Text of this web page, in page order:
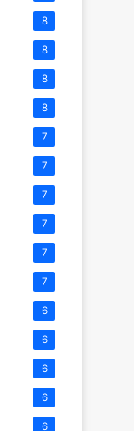
8
8
8
8
7
7
7
7
7
7
6
6
6
6
6